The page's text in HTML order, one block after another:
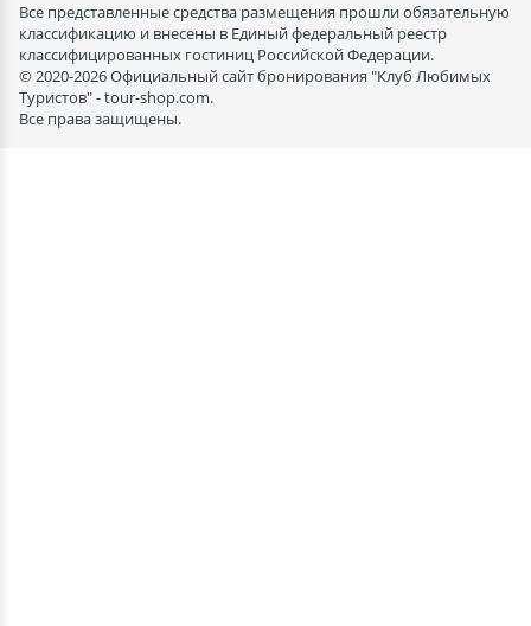
Все представленные средства размещения прошли обязательную
классификацию и внесены в Единый федеральный реестр
классифицированных гостиниц Российской Федерации.
© 2020-2026 Официальный сайт бронирования "Клуб Любимых
Туристов" - tour-shop.com.
Все права защищены.